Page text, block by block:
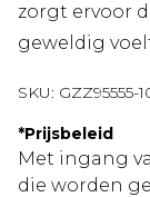
zorgt ervoor
geweldig
SKU: GZZ95555-
*Prijsbeleid
Met ingang
die worden